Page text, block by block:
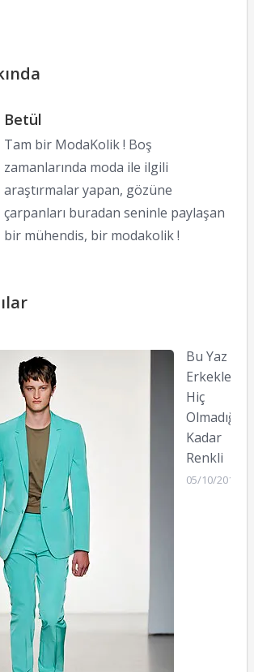
Betül
Tam bir ModaKolik ! Boş
zamanlarında moda ile ilgili
araştırmalar yapan, gözüne
çarpanları buradan seninle paylaşan
bir mühendis, bir modakolik !
Bu Yaz
Erkekler
Hiç
Olmadığı
Kadar
Renkli
05/10/2010